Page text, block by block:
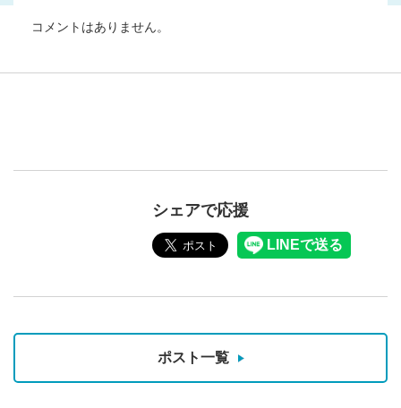
コメントはありません。
シェアで応援
ポスト一覧